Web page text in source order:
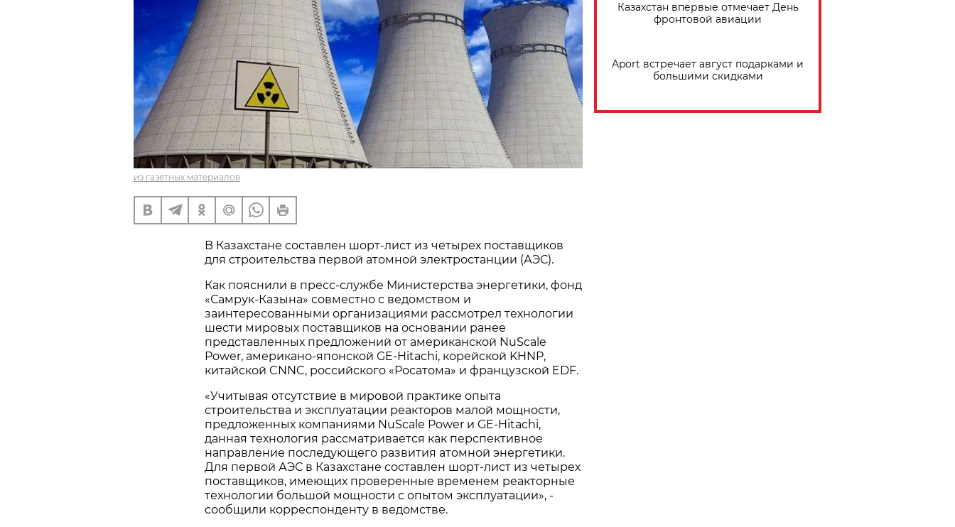
из газетных материалов
В Казахстане составлен шорт-лист из четырех поставщиков
для строительства первой атомной электростанции (АЭС).
Как пояснили в пресс-службе Министерства энергетики, фонд
«Самрук-Казына» совместно с ведомством и
заинтересованными организациями рассмотрел технологии
шести мировых поставщиков на основании ранее
представленных предложений от американской NuScale
Power, американо-японской GE-Hitachi, корейской KHNP,
китайской CNNC, российского «Росатома» и французской EDF.
«Учитывая отсутствие в мировой практике опыта
строительства и эксплуатации реакторов малой мощности,
предложенных компаниями NuScale Power и GE-Hitachi,
данная технология рассматривается как перспективное
направление последующего развития атомной энергетики.
Для первой АЭС в Казахстане составлен шорт-лист из четырех
поставщиков, имеющих проверенные временем реакторные
технологии большой мощности с опытом эксплуатации», -
сообщили корреспонденту в ведомстве.
Казахстан впервые отмечает День
фронтовой авиации
Aport встречает август подарками и
большими скидками